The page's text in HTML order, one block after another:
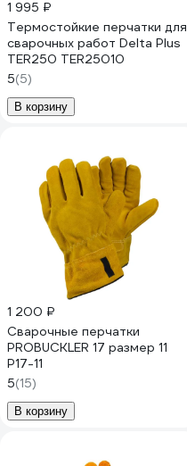
1 995 ₽
Термостойкие перчатки для
сварочных работ Delta Plus
TER250 TER25010
5(5)
В корзину
1 200 ₽
Сварочные перчатки
PROBUCKLER 17 размер 11
P17-11
5(15)
В корзину